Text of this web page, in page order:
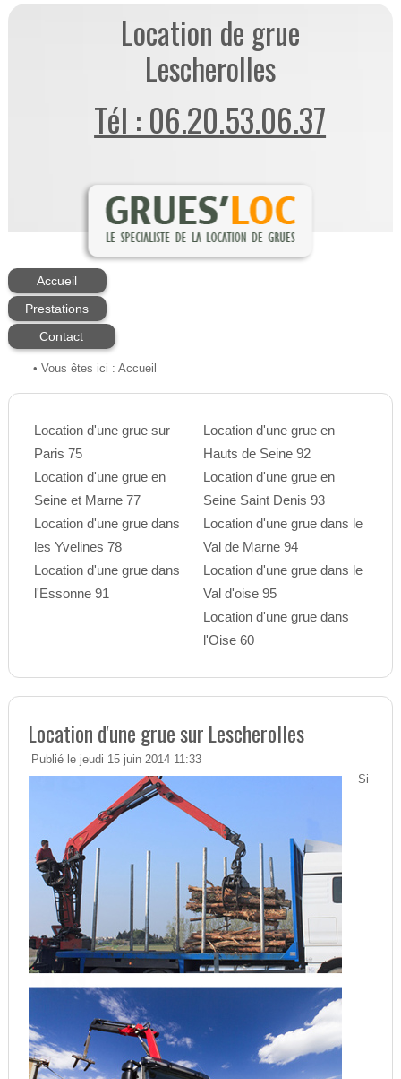
Location de grue
Lescherolles
Tél : 06.20.53.06.37
Accueil
Prestations
Contact
• Vous êtes ici : Accueil
Location d'une grue sur
Paris 75
Location d'une grue en
Seine et Marne 77
Location d'une grue dans
les Yvelines 78
Location d'une grue dans
l'Essonne 91
Location d'une grue en
Hauts de Seine 92
Location d'une grue en
Seine Saint Denis 93
Location d'une grue dans le
Val de Marne 94
Location d'une grue dans le
Val d'oise 95
Location d'une grue dans
l'Oise 60
Location d'une grue sur Lescherolles
Publié le jeudi 15 juin 2014 11:33
Si